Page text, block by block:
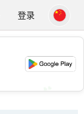
登录